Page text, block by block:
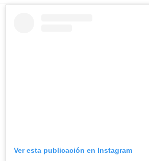
Ver esta publicación en Instagram